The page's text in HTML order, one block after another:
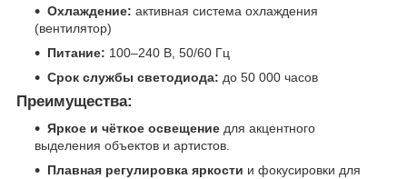
Охлаждение: активная система охлаждения
(вентилятор)
Питание: 100–240 В, 50/60 Гц
Срок службы светодиода: до 50 000 часов
Преимущества:
Яркое и чёткое освещение для акцентного
выделения объектов и артистов.
Плавная регулировка яркости и фокусировки для